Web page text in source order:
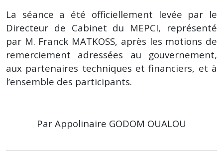
La séance a été officiellement levée par le
Directeur de Cabinet du MEPCI, représenté
par M. Franck MATKOSS, après les motions de
remerciement adressées au gouvernement,
aux partenaires techniques et financiers, et à
l’ensemble des participants.
Par Appolinaire GODOM OUALOU